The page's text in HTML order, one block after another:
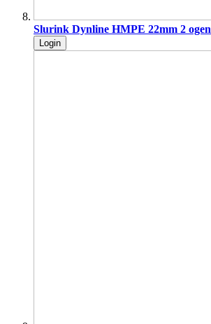
Slurink Dynline HMPE 22mm 2 ogen
Login